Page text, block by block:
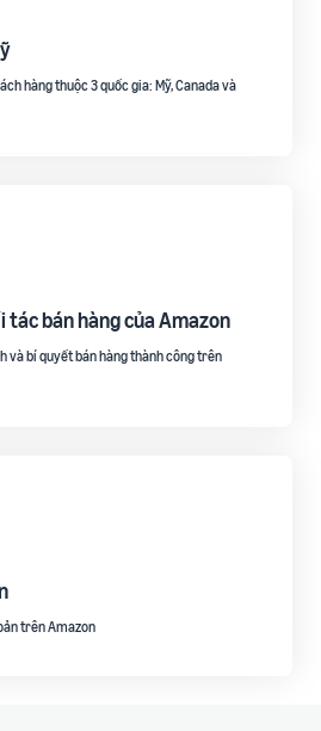
hàng thuộc 3 quốc gia: Mỹ, Canada và
tác bán hàng của Amazon
và bí quyết bán hàng thành công trên
trên Amazon